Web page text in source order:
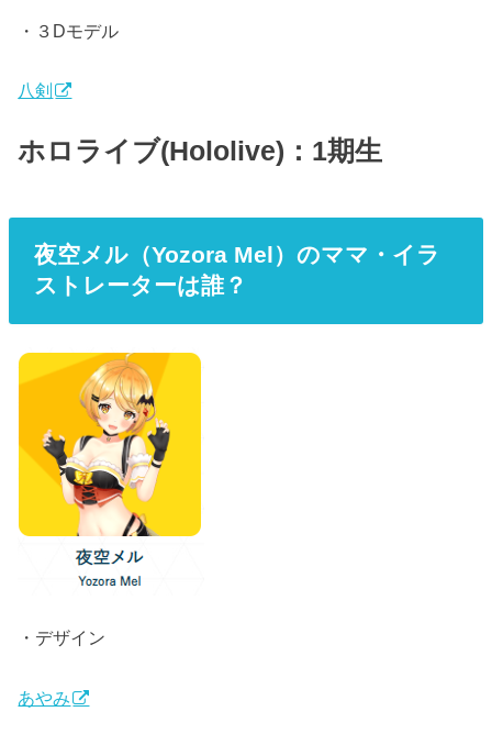
・３Dモデル
八剣
ホロライブ(Hololive)：1期生
夜空メル（Yozora Mel）のママ・イラ
ストレーターは誰？
・デザイン
あやみ